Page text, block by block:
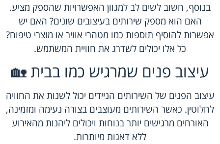
בנוסף, חשוב לשים לב למגוון האפשרויות שהספק מציע.
האם הוא מספק שירותים בעיצובים שונים? האם יש
אפשרות להוסיף תוספות כמו מטהרי אוויר או מוצרי טיפוח?
כל אלו יכולים לשדרג את חוויית המשתמש.
עיצוב פנים שמרגיש כמו בבית 🏡
עיצוב הפנים של השירותים הניידים יכול לשנות את החוויה
לחלוטין. כאשר השירותים מעוצבים בצורה נעימה ומזמינה,
האורחים מרגישים יותר בנוחות ויכולים ליהנות מהאירוע
ללא דאגות מיותרות.